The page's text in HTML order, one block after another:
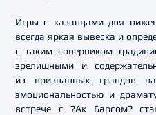
Игры с казанцами для
всегда яркая вывеска и
с таким соперником
зрелищными и
из признанных грандов
эмоциональностью и
встрече с ?Ак Барсом?